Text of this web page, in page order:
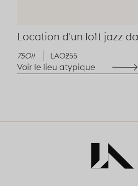
Location d'un loft jazz
75011 LA0255
Voir le lieu atypique